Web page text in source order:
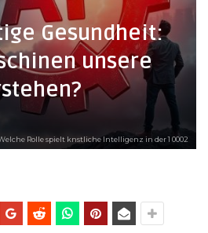
Gesundheit:
unsere
Rolle spielt knstliche Intelligenz in der 1 0002